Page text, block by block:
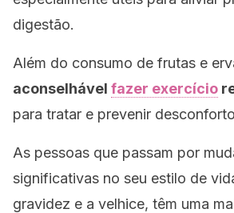
digestão.
Além do consumo de frutas e
aconselhável fazer exercício
para tratar e prevenir
As pessoas que passam por
significativas no seu estilo de
gravidez e a velhice, têm uma